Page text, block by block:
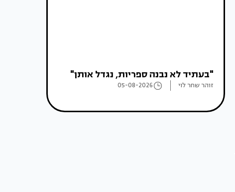
"בעתיד לא נבנה ספריות, נגדל אותן"
זוהר שחר לוי 05-08-2026